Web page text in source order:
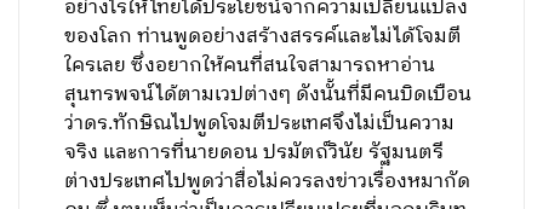
อย่างไรให้ไทยได้ประโยชน์จากความเปลี่ยนแปลง
ของโลก ท่านพูดอย่างสร้างสรรค์และไม่ได้โจมตี
ใครเลย ซึ่งอยากให้คนที่สนใจสามารถหาอ่าน
สุนทรพจน์ได้ตามเวปต่างๆ ดังนั้นที่มีคนบิดเบือน
ว่าดร.ทักษิณไปพูดโจมตีประเทศจึงไม่เป็นความ
จริง และการที่นายดอน ปรมัตถ์วินัย รัฐมนตรี
ต่างประเทศไปพูดว่าสื่อไม่ควรลงข่าวเรื่องหมากัด